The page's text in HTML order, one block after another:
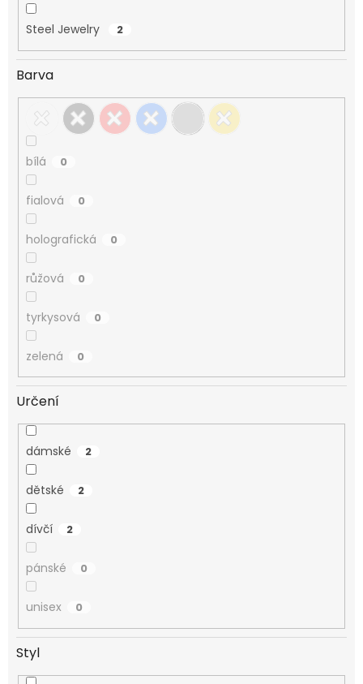
Steel Jewelry 2
Barva
bílá 0
fialová 0
holografická 0
růžová 0
tyrkysová 0
zelená 0
Určení
dámské 2
dětské 2
dívčí 2
pánské 0
unisex 0
Styl